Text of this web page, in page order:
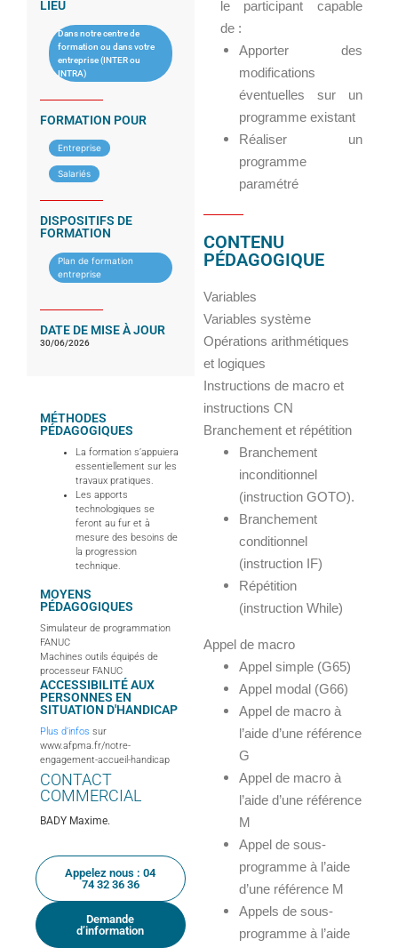
LIEU
Dans notre centre de
formation ou dans votre
entreprise (INTER ou
INTRA)
FORMATION POUR
Entreprise
Salariés
DISPOSITIFS DE
FORMATION
Plan de formation
entreprise
DATE DE MISE À JOUR
30/06/2026
MÉTHODES
PÉDAGOGIQUES
La formation s’appuiera
essentiellement sur les
travaux pratiques.
Les apports
technologiques se
feront au fur et à
mesure des besoins de
la progression
technique.
MOYENS
PÉDAGOGIQUES
Simulateur de programmation
FANUC
Machines outils équipés de
processeur FANUC
ACCESSIBILITÉ AUX
PERSONNES EN
SITUATION D'HANDICAP
Plus d’infos sur
www.afpma.fr/notre-
engagement-accueil-handicap
CONTACT
COMMERCIAL
BADY Maxime.
Appelez nous : 04
74 32 36 36
Demande
d’information
le participant capable
de :
Apporter des
modifications
éventuelles sur un
programme existant
Réaliser un
programme
paramétré
CONTENU
PÉDAGOGIQUE
Variables
Variables système
Opérations arithmétiques
et logiques
Instructions de macro et
instructions CN
Branchement et répétition
Branchement
inconditionnel
(instruction GOTO).
Branchement
conditionnel
(instruction IF)
Répétition
(instruction While)
Appel de macro
Appel simple (G65)
Appel modal (G66)
Appel de macro à
l’aide d’une référence
G
Appel de macro à
l’aide d’une référence
M
Appel de sous-
programme à l’aide
d’une référence M
Appels de sous-
programme à l’aide